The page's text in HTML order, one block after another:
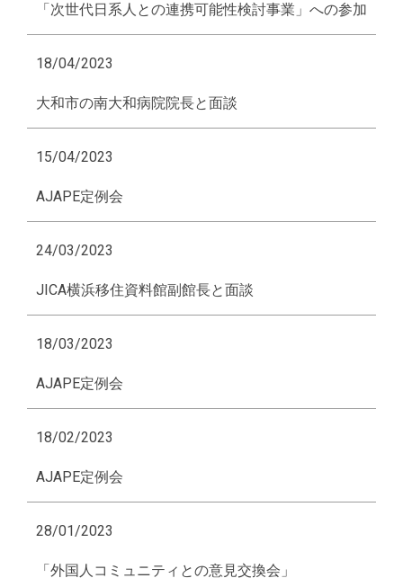
「次世代日系人との連携可能性検討事業」への参加
18/04/2023
大和市の南大和病院院長と面談
15/04/2023
AJAPE定例会
24/03/2023
JICA横浜移住資料館副館長と面談
18/03/2023
AJAPE定例会
18/02/2023
AJAPE定例会
28/01/2023
「外国人コミュニティとの意見交換会」